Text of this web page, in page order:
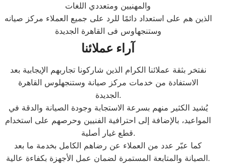
والمهنيين ومتعددي اللغات
الذين هم على استعداد دائمًا للرد على جميع العملاء مركز صيانه
وستنجهاوس فى القاهرة الجديدة
آراء عملائنا
نفتخر بثقة عملائنا الكرام الذين شاركونا تجاربهم الإيجابية بعد
الاستفادة من خدمات مركز صيانة وستنجهلوس القاهرة
الجديدة.
يُشيد الكثير منهم بسرعة الاستجابة وجودة الصيانة والدقة في
المواعيد، بالإضافة إلى احترافية الفنيين وحرصهم على استخدام
قطع غيار أصلية.
كما عبّر عدد من العملاء عن رضاهم الكامل بخدمة ما بعد
الصيانة والمتابعة المستمرة لضمان عمل الأجهزة بكفاءة عالية.